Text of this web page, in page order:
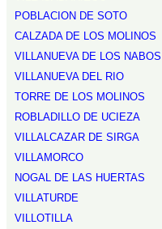
POBLACION DE SOTO
CALZADA DE LOS MOLINOS
VILLANUEVA DE LOS NABOS
VILLANUEVA DEL RIO
TORRE DE LOS MOLINOS
ROBLADILLO DE UCIEZA
VILLALCAZAR DE SIRGA
VILLAMORCO
NOGAL DE LAS HUERTAS
VILLATURDE
VILLOTILLA